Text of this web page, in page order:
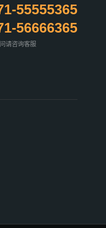
55555365
56666365
请咨询客服